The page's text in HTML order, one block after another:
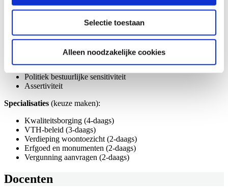
Selectie toestaan
Alleen noodzakelijke cookies
Update jurisprudentie handhaving
Verdieping zorgplicht
(bij elk blok)
Integraal samenwerken
Politiek bestuurlijke sensitiviteit
Assertiviteit
Specialisaties (keuze maken):
Kwaliteitsborging (4-daags)
VTH-beleid (3-daags)
Verdieping woontoezicht (2-daags)
Erfgoed en monumenten (2-daags)
Vergunning aanvragen (2-daags)
Docenten